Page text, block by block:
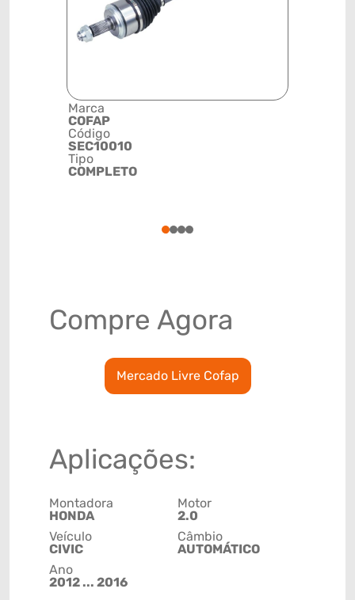
Marca
COFAP
Código
SEC10010
Tipo
COMPLETO
1234
Compre Agora
Mercado Livre Cofap
Aplicações:
Montadora
HONDA
Veículo
CIVIC
Ano
2012 ... 2016
Motor
2.0
Câmbio
AUTOMÁTICO